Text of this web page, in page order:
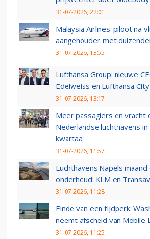
31-07-2026, 22:01
Malaysia Airlines-piloot na
aangehouden met
31-07-2026, 13:55
Lufthansa Group: nieuwe
Edelweiss en Lufthansa
31-07-2026, 13:17
Meer passagiers en vracht
Nederlandse luchthavens
kwartaal
31-07-2026, 11:57
Luchthavens Napels
onderhoud: KLM en
31-07-2026, 11:28
Einde van een tijdperk:
neemt afscheid van Mobile
31-07-2026, 11:25